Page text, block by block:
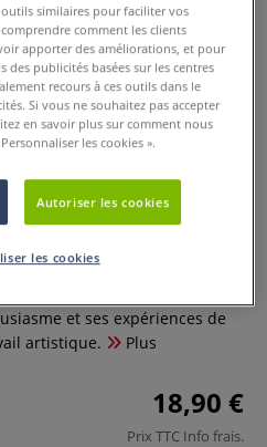
et ses expériences de
artistique.
Plus
18,90 €
Prix TTC Info frais.
similaires pour faciliter vos
comment les clients
apporter des améliorations, et pour
des publicités basées sur les centres
recours à ces outils dans le
Si vous ne souhaitez pas accepter
en savoir plus sur comment nous
les cookies ».
Autoriser les cookies
les cookies